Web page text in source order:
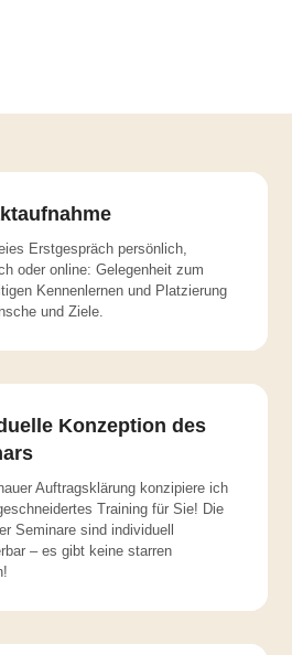
Erstgespräch persönlich,
oder online: Gelegenheit zum
Kennenlernen und Platzierung
und Ziele.
Konzeption des
Auftragsklärung konzipiere ich
Training für Sie! Die
Seminare sind individuell
– es gibt keine starren